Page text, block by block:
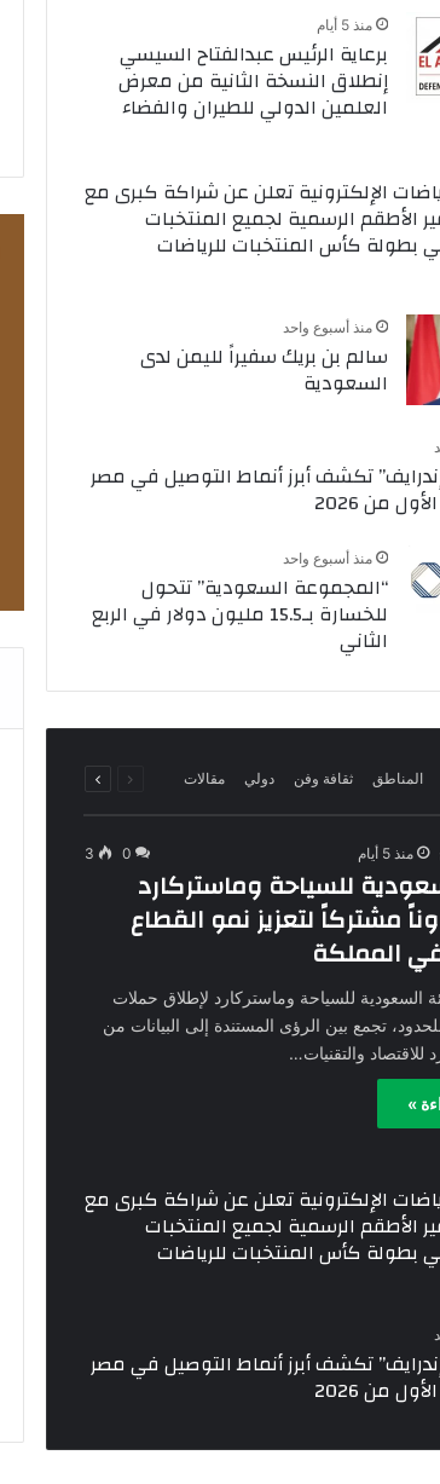
منذ 5 أيام
برعاية الرئيس عبدالفتاح السيسي
إنطلاق النسخة الثانية من معرض
العلمين الدولي للطيران والفضاء
الإلكترونية تعلن عن شراكة كبرى مع
الأطقم الرسمية لجميع المنتخبات
بطولة كأس المنتخبات للرياضات
منذ أسبوع واحد
سالم بن بريك سفيراً لليمن لدى
السعودية
تكشف أبرز أنماط التوصيل في مصر
من 2026
منذ أسبوع واحد
“المجموعة السعودية” تتحول
للخسارة بـ15.5 مليون دولار في الربع
الثاني
المناطق ثقافة وفن دولي مقالات
الصفحة
منذ 5 أيام 0
3
للسياحة وماستركارد
مشتركاً لتعزيز نمو القطاع
المملكة
السعودية للسياحة وماستركارد لإطلاق حملات
تجمع بين الرؤى المستندة إلى البيانات من
للاقتصاد والتقنيات…
»
الإلكترونية تعلن عن شراكة كبرى مع
الأطقم الرسمية لجميع المنتخبات
بطولة كأس المنتخبات للرياضات
تكشف أبرز أنماط التوصيل في مصر
من 2026